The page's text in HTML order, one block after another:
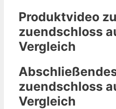
Produktvideo
zuendschloss
Vergleich
zuendschloss
Vergleich